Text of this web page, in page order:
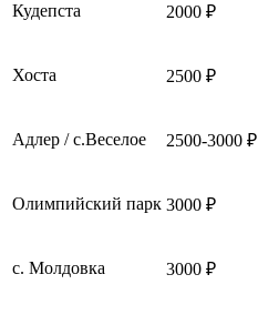
Кудепста 2000 ₽
Хоста 2500 ₽
Адлер / с.Веселое 2500-3000 ₽
Олимпийский парк 3000 ₽
с. Молдовка 3000 ₽